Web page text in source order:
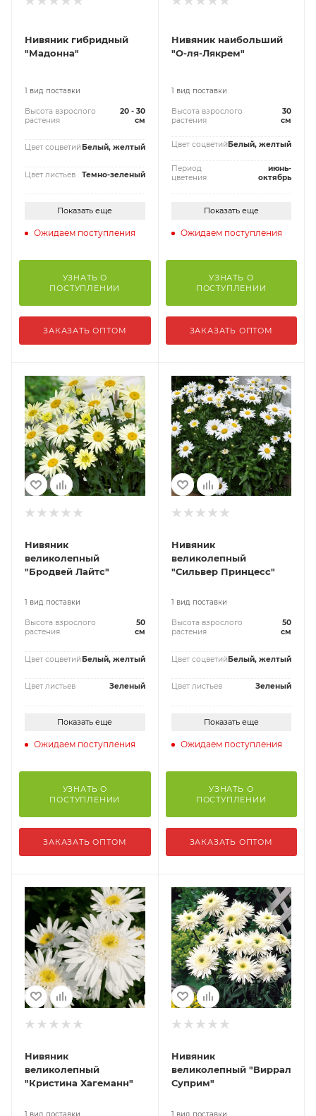
Нивяник гибридный
"Мадонна"
1 вид поставки
Высота взрослого
растения
20 - 30
см
Цвет соцветий Белый, желтый
Цвет листьев Темно-зеленый
Показать еще
Ожидаем поступления
УЗНАТЬ О
ПОСТУПЛЕНИИ
ЗАКАЗАТЬ ОПТОМ
Нивяник наибольший
"О-ля-Лякрем"
1 вид поставки
Высота взрослого
растения
30
см
Цвет соцветийБелый, желтый
Период
цветения
июнь-
октябрь
Показать еще
Ожидаем поступления
УЗНАТЬ О
ПОСТУПЛЕНИИ
ЗАКАЗАТЬ ОПТОМ
Нивяник
великолепный
"Бродвей Лайтс"
1 вид поставки
Высота взрослого
растения
50
см
Цвет соцветий Белый, желтый
Цвет листьев Зеленый
Показать еще
Ожидаем поступления
УЗНАТЬ О
ПОСТУПЛЕНИИ
ЗАКАЗАТЬ ОПТОМ
Нивяник
великолепный
"Сильвер Принцесс"
1 вид поставки
Высота взрослого
растения
50
см
Цвет соцветийБелый, желтый
Цвет листьев Зеленый
Показать еще
Ожидаем поступления
УЗНАТЬ О
ПОСТУПЛЕНИИ
ЗАКАЗАТЬ ОПТОМ
Нивяник
великолепный
"Кристина Хагеманн"
1 вид поставки
Нивяник
великолепный "Виррал
Суприм"
1 вид поставки